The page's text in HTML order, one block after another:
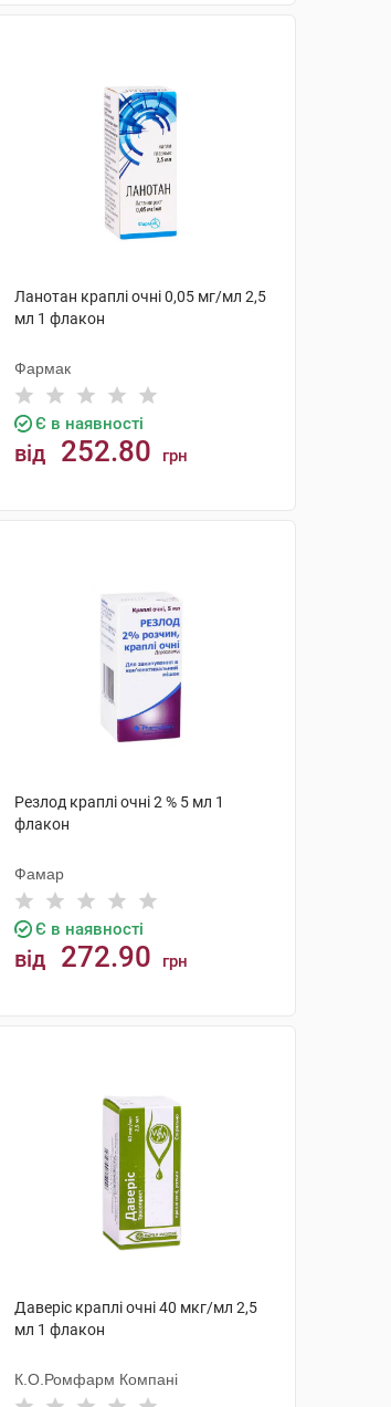
Ланотан краплі очні 0,05 мг/мл 2,5
мл 1 флакон
Фармак
Є в наявності
від 252.80 грн
Резлод краплі очні 2 % 5 мл 1
флакон
Фамар
Є в наявності
від 272.90 грн
Даверіс краплі очні 40 мкг/мл 2,5
мл 1 флакон
К.О.Ромфарм Компані